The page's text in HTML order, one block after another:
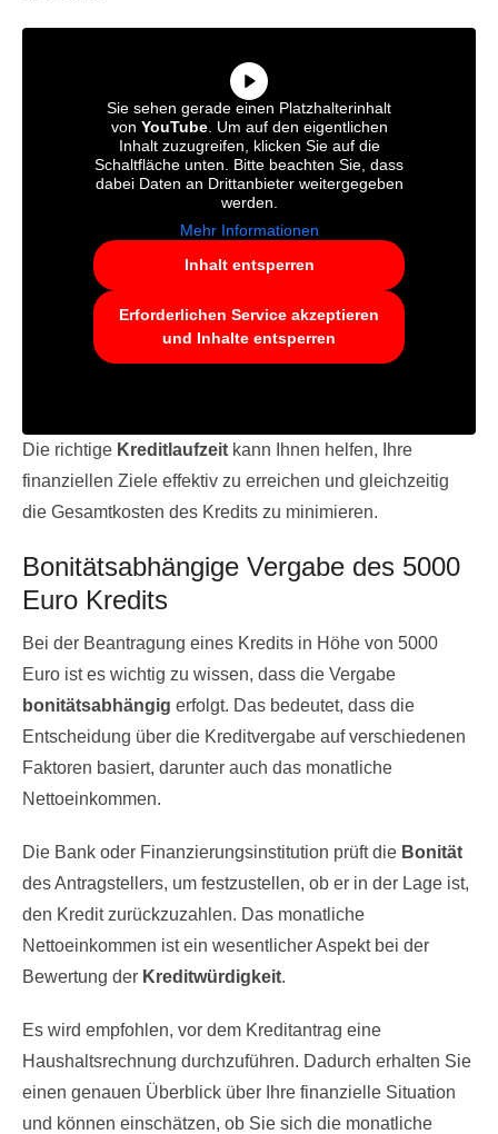
Sie sehen gerade einen Platzhalterinhalt
von YouTube. Um auf den eigentlichen
Inhalt zuzugreifen, klicken Sie auf die
Schaltfläche unten. Bitte beachten Sie, dass
dabei Daten an Drittanbieter weitergegeben
werden.
Mehr Informationen
Inhalt entsperren
Erforderlichen Service akzeptieren
und Inhalte entsperren
Die richtige Kreditlaufzeit kann Ihnen helfen, Ihre
finanziellen Ziele effektiv zu erreichen und gleichzeitig
die Gesamtkosten des Kredits zu minimieren.
Bonitätsabhängige Vergabe des 5000
Euro Kredits
Bei der Beantragung eines Kredits in Höhe von 5000
Euro ist es wichtig zu wissen, dass die Vergabe
bonitätsabhängig erfolgt. Das bedeutet, dass die
Entscheidung über die Kreditvergabe auf verschiedenen
Faktoren basiert, darunter auch das monatliche
Nettoeinkommen.
Die Bank oder Finanzierungsinstitution prüft die Bonität
des Antragstellers, um festzustellen, ob er in der Lage ist,
den Kredit zurückzuzahlen. Das monatliche
Nettoeinkommen ist ein wesentlicher Aspekt bei der
Bewertung der Kreditwürdigkeit.
Es wird empfohlen, vor dem Kreditantrag eine
Haushaltsrechnung durchzuführen. Dadurch erhalten Sie
einen genauen Überblick über Ihre finanzielle Situation
und können einschätzen, ob Sie sich die monatliche